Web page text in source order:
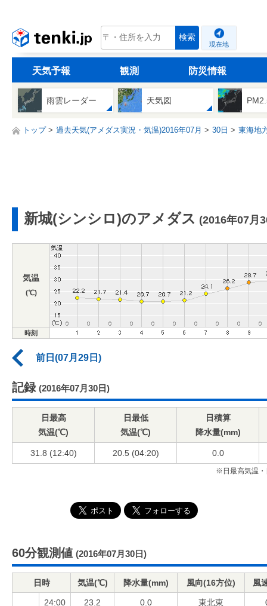
tenki.jp 検索
現在地
天気予報 観測 防災情報
雨雲レーダー 天気図
トップ 過去天気(アメダス実況・気温)2016年07月 30日 東海地
新城(シンシロ)のアメダス (2016年07月
気温
(℃)
時刻
前日(07月29日)
記録 (2016年07月30日)
日最高
気温(℃)
日最低
気温(℃)
日積算
降水量(mm)
31.8 (12:40) 20.5 (04:20) 0.0
※日最高気温・
60分観測値 (2016年07月30日)
日時 気温(℃) 降水量(mm) 風向(16方位) 風
24:00 23.2 0.0 東北東